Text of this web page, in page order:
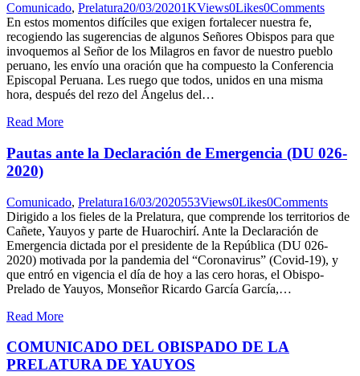
Comunicado, Prelatura20/03/20201KViews0Likes0Comments
En estos momentos difíciles que exigen fortalecer nuestra fe,
recogiendo las sugerencias de algunos Señores Obispos para que
invoquemos al Señor de los Milagros en favor de nuestro pueblo
peruano, les envío una oración que ha compuesto la Conferencia
Episcopal Peruana. Les ruego que todos, unidos en una misma
hora, después del rezo del Ángelus del…
Read More
Pautas ante la Declaración de Emergencia (DU 026-
2020)
Comunicado, Prelatura16/03/2020553Views0Likes0Comments
Dirigido a los fieles de la Prelatura, que comprende los territorios de
Cañete, Yauyos y parte de Huarochirí. Ante la Declaración de
Emergencia dictada por el presidente de la República (DU 026-
2020) motivada por la pandemia del “Coronavirus” (Covid-19), y
que entró en vigencia el día de hoy a las cero horas, el Obispo-
Prelado de Yauyos, Monseñor Ricardo García García,…
Read More
COMUNICADO DEL OBISPADO DE LA
PRELATURA DE YAUYOS